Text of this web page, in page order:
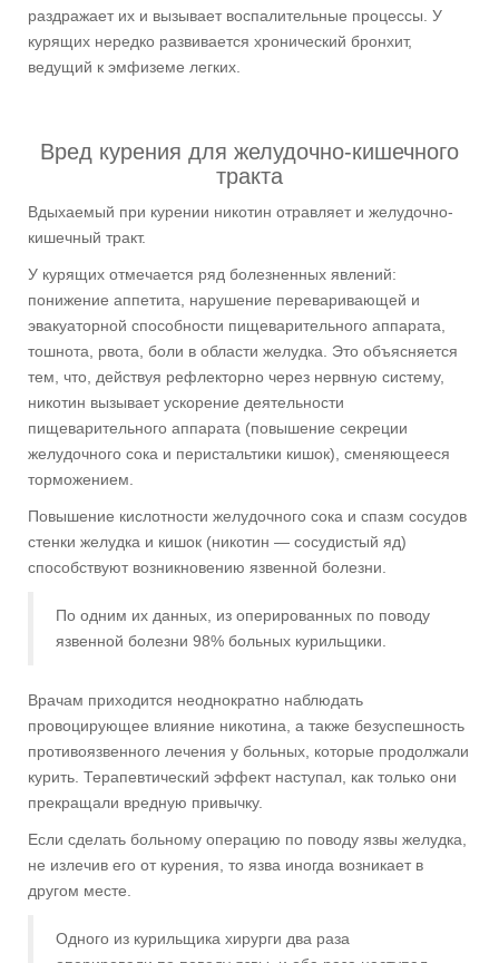
раздражает их и вызывает воспалительные процессы. У
курящих нередко развивается хронический бронхит,
ведущий к эмфиземе легких.
Вред курения для желудочно-кишечного
тракта
Вдыхаемый при курении никотин отравляет и желудочно-
кишечный тракт.
У курящих отмечается ряд болезненных явлений:
понижение аппетита, нарушение переваривающей и
эвакуаторной способности пищеварительного аппарата,
тошнота, рвота, боли в области желудка. Это объясняется
тем, что, действуя рефлекторно через нервную систему,
никотин вызывает ускорение деятельности
пищеварительного аппарата (повышение секреции
желудочного сока и перистальтики кишок), сменяющееся
торможением.
Повышение кислотности желудочного сока и спазм сосудов
стенки желудка и кишок (никотин — сосудистый яд)
способствуют возникновению язвенной болезни.
По одним их данных, из оперированных по поводу
язвенной болезни 98% больных курильщики.
Врачам приходится неоднократно наблюдать
провоцирующее влияние никотина, а также безуспешность
противоязвенного лечения у больных, которые продолжали
курить. Терапевтический эффект наступал, как только они
прекращали вредную привычку.
Если сделать больному операцию по поводу язвы желудка,
не излечив его от курения, то язва иногда возникает в
другом месте.
Одного из курильщика хирурги два раза